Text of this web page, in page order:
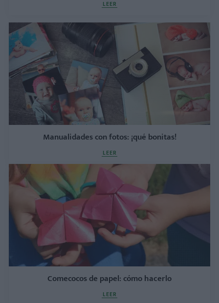
LEER
Manualidades con fotos: ¡qué bonitas!
LEER
Comecocos de papel: cómo hacerlo
LEER